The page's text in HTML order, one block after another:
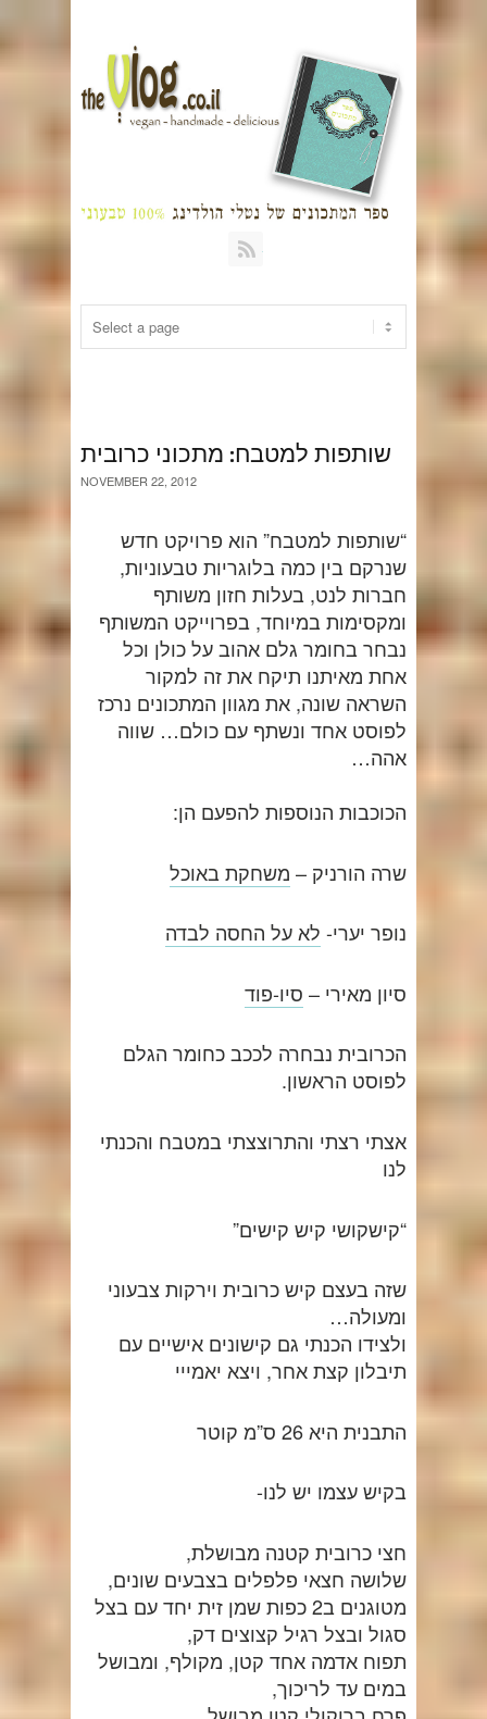
שותפות למטבח: מתכוני כרובית
NOVEMBER 22, 2012
“שותפות למטבח” הוא פרויקט חדש
שנרקם בין כמה בלוגריות טבעוניות,
חברות לנט, בעלות חזון משותף
ומקסימות במיוחד, בפרוייקט המשותף
נבחר בחומר גלם אהוב על כולן וכל
אחת מאיתנו תיקח את זה למקור
השראה שונה, את מגוון המתכונים נרכז
לפוסט אחד ונשתף עם כולם… שווה
אהה…
הכוכבות הנוספות להפעם הן:
שרה הורניק – משחקת באוכל
נופר יערי- לא על החסה לבדה
סיון מאירי – סיו-פוד
הכרובית נבחרה לככב כחומר הגלם
לפוסט הראשון.
אצתי רצתי והתרוצצתי במטבח והכנתי
לנו
“קישקושי קיש קישים”
שזה בעצם קיש כרובית וירקות צבעוני
ומעולה…
ולצידו הכנתי גם קישונים אישיים עם
תיבלון קצת אחר, ויצא יאמייי
התבנית היא 26 ס”מ קוטר
בקיש עצמו יש לנו-
חצי כרובית קטנה מבושלת,
שלושה חצאי פלפלים בצבעים שונים,
מטוגנים ב2 כפות שמן זית יחד עם בצל
סגול ובצל רגיל קצוצים דק,
תפוח אדמה אחד קטן, מקולף, ומבושל
במים עד לריכוך,